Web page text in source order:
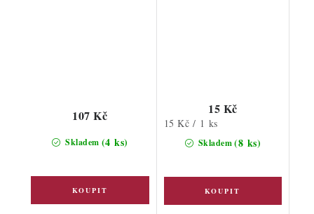
Skladem (4 ks)
107 Kč
Skladem(8 ks)
15 Kč
Měrná
15 Kč / 1 ks